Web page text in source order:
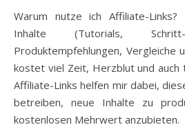
Warum nutze ich Affiliate-
Inhalte (Tutorials, Schritt-
Produktempfehlungen, Vergleiche
kostet viel Zeit, Herzblut und auch
Affiliate-Links helfen mir dabei,
betreiben, neue Inhalte zu
kostenlosen Mehrwert anzubieten.